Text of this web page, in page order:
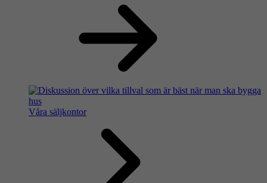
Våra säljkontor